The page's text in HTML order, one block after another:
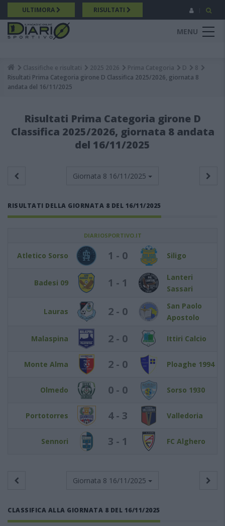
Salta
al
contenuto
principale
ULTIMORA RISULTATI
MENU
Breadcrumb
Classifiche e risultati 2025 2026 Prima Categoria D
8
Risultati Prima Categoria girone D Classifica 2025/2026, giornata 8
andata del 16/11/2025
Risultati Prima Categoria girone D
Classifica 2025/2026, giornata 8 andata
del 16/11/2025
Giornata 8 16/11/2025
RISULTATI DELLA GIORNATA 8 DEL 16/11/2025
DIARIOSPORTIVO.IT
Atletico Sorso 1 - 0 Siligo
Badesi 09 1 - 1
Lanteri
Sassari
Lauras 2 - 0
San Paolo
Apostolo
Malaspina 2 - 0 Ittiri Calcio
Monte Alma 2 - 0 Ploaghe 1994
Olmedo 0 - 0 Sorso 1930
Portotorres 4 - 3 Valledoria
Sennori 3 - 1 FC Alghero
Giornata 8 16/11/2025
CLASSIFICA ALLA GIORNATA 8 DEL 16/11/2025